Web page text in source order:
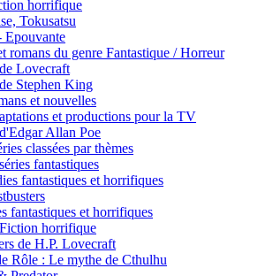
horrifique
Tokusatsu
Epouvante
romans du genre Fantastique / Horreur
Lovecraft
Stephen King
et nouvelles
et productions pour la TV
Allan Poe
classées par thèmes
fantastiques
fantastiques et horrifiques
fantastiques et horrifiques
horrifique
de H.P. Lovecraft
Rôle : Le mythe de Cthulhu